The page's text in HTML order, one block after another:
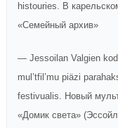
histouries. В
«Семейный архив»
— Jessoilan Valgien
mul’tfil’mu piäzi
festivualis. Новый
«Домик света»